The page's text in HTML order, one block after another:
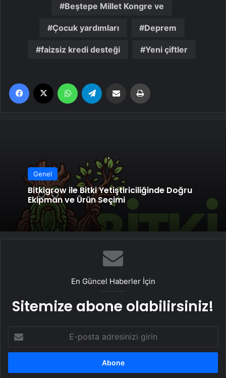
Beştepe Millet Kongre ve
Çocuk yardımları Deprem
faizsiz kredi desteği Yeni çiftler
Facebook WhatsApp Email'den paylaş
Genel
Bitkigrow ile Bitki Yetiştiriciliğinde Doğru
Ekipman ve Ürün Seçimi
En Güncel Haberler İçin
Sitemize abone olabilirsiniz!
posta
adresinizi